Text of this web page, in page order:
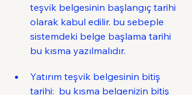
teşvik belgesinin başlangıç tarihi
olarak kabul edilir. bu sebeple
sistemdeki belge başlama tarihi
bu kısma yazılmalıdır.
Yatırım teşvik belgesinin bitiş
tarihi:  bu kısma belgenizin bitiş